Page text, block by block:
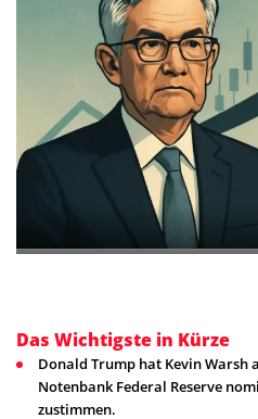
Das Wichtigste in Kürze
Donald Trump hat Kevin Warsh
Notenbank Federal Reserve
zustimmen.